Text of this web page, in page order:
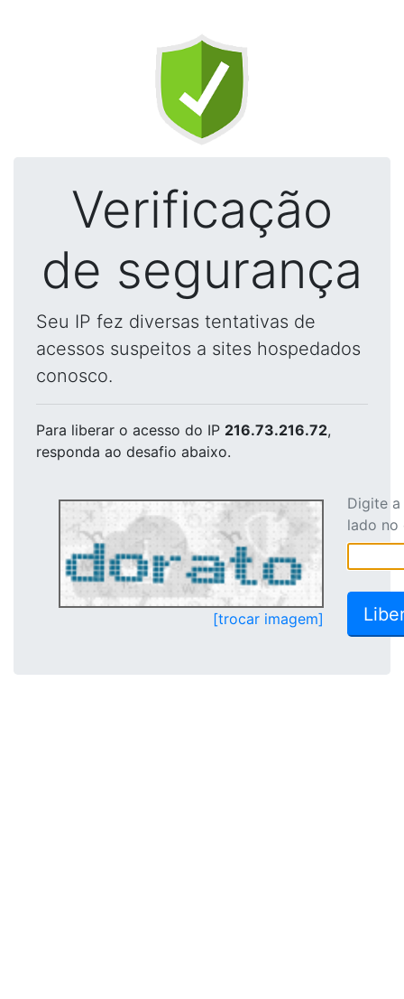
Verificação
de segurança
Seu IP fez diversas tentativas de
acessos suspeitos a sites hospedados
conosco.
Para liberar o acesso do IP 216.73.216.72,
responda ao desafio abaixo.
[trocar imagem]
Digite
lado no